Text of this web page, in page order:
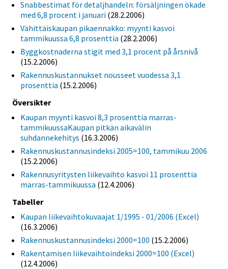
Snabbestimat för detaljhandeln: försäljningen ökade
med 6,8 procent i januari (28.2.2006)
Vähittäiskaupan pikaennakko: myynti kasvoi
tammikuussa 6,8 prosenttia (28.2.2006)
Byggkostnaderna stigit med 3,1 procent på årsnivå
(15.2.2006)
Rakennuskustannukset nousseet vuodessa 3,1
prosenttia (15.2.2006)
Översikter
Kaupan myynti kasvoi 8,3 prosenttia marras-
tammikuussaKaupan pitkän aikavälin
suhdannekehitys (16.3.2006)
Rakennuskustannusindeksi 2005=100, tammikuu 2006
(15.2.2006)
Rakennusyritysten liikevaihto kasvoi 11 prosenttia
marras-tammikuussa (12.4.2006)
Tabeller
Kaupan liikevaihtokuvaajat 1/1995 - 01/2006 (Excel)
(16.3.2006)
Rakennuskustannusindeksi 2000=100 (15.2.2006)
Rakentamisen liikevaihtoindeksi 2000=100 (Excel)
(12.4.2006)